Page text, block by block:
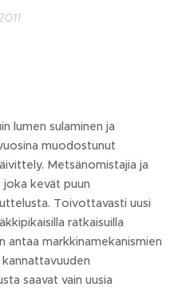
lumen sulaminen ja
muodostunut
Metsänomistajia ja
kevät puun
Toivottavasti uusi
ratkaisuilla
antaa markkinamekanismien
saavat vain uusia